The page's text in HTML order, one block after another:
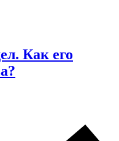
Как его